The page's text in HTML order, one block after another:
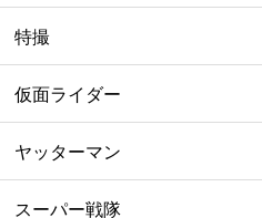
特撮
仮面ライダー
ヤッターマン
スーパー戦隊